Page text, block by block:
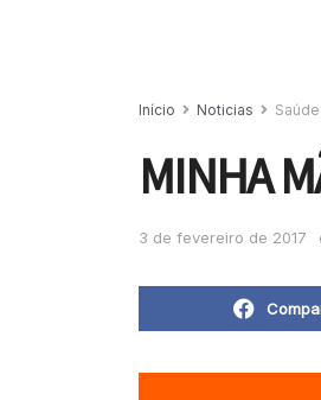
Início Noticias
MINHA
3 de fevereiro de 2017